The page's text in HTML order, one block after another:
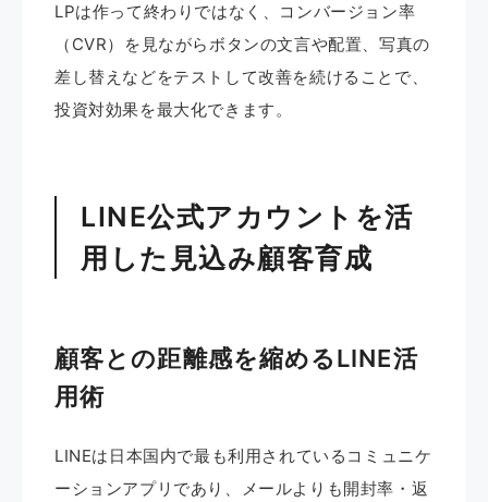
LPは作って終わりではなく、コンバージョン率
（CVR）を見ながらボタンの文言や配置、写真の
差し替えなどをテストして改善を続けることで、
投資対効果を最大化できます。
LINE公式アカウントを活
用した見込み顧客育成
顧客との距離感を縮めるLINE活
用術
LINEは日本国内で最も利用されているコミュニケ
ーションアプリであり、メールよりも開封率・返